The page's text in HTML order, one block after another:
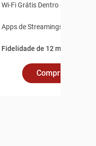
Wi-Fi Grátis Dentro e Fora de
Apps de Streamings
Fidelidade de 12 meses.
Comprar Online